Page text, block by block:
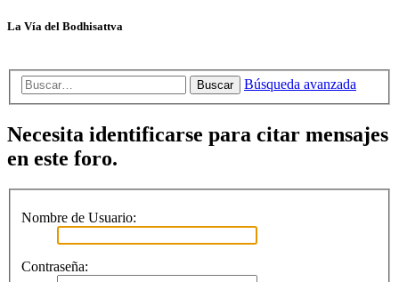
La Vía del Bodhisattva
Buscar Búsqueda avanzada
Necesita identificarse para citar mensajes
en este foro.
Nombre de Usuario:
Contraseña: